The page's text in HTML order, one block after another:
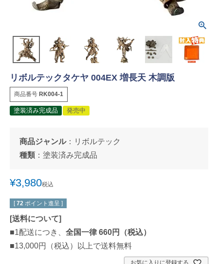
リボルテックタケヤ 004EX 増長天 木調版
商品番号 RK004-1
塗装済み完成品 発売中
商品ジャンル： リボルテック
種類 ： 塗装済み完成品
¥3,980税込
[ 72 ポイント進呈 ]
[送料について]
■1配送につき、 全国一律 660円（税込）
■13,000円（税込）以上で送料無料